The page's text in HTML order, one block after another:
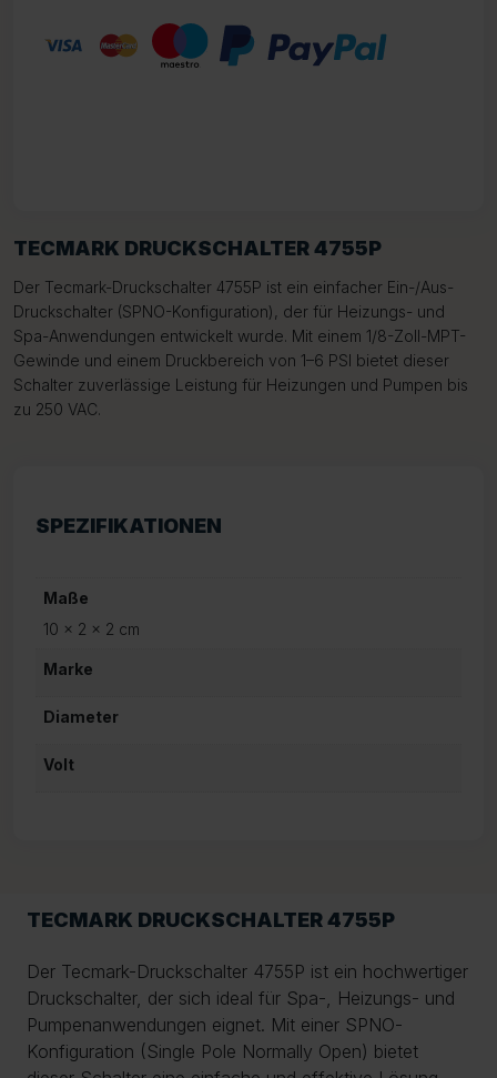
TECMARK DRUCKSCHALTER 4755P
Der Tecmark-Druckschalter 4755P ist ein einfacher Ein-/Aus-
Druckschalter (SPNO-Konfiguration), der für Heizungs- und
Spa-Anwendungen entwickelt wurde. Mit einem 1/8-Zoll-MPT-
Gewinde und einem Druckbereich von 1–6 PSI bietet dieser
Schalter zuverlässige Leistung für Heizungen und Pumpen bis
zu 250 VAC.
SPEZIFIKATIONEN
Maße
10 × 2 × 2 cm
Marke
Diameter
Volt
TECMARK DRUCKSCHALTER 4755P
Der Tecmark-Druckschalter 4755P ist ein hochwertiger
Druckschalter, der sich ideal für Spa-, Heizungs- und
Pumpenanwendungen eignet. Mit einer SPNO-
Konfiguration (Single Pole Normally Open) bietet